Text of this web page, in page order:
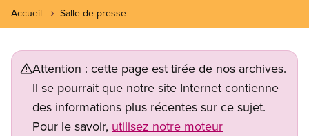
Accueil Salle de presse
Attention : cette page est tirée de nos archives.
Il se pourrait que notre site Internet contienne
des informations plus récentes sur ce sujet.
Pour le savoir, utilisez notre moteur